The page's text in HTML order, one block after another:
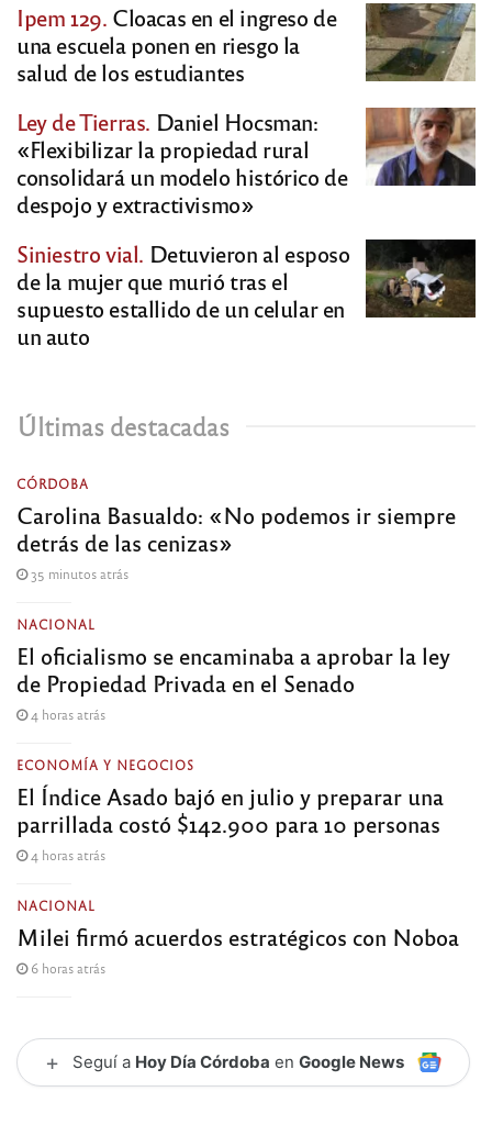
Ipem 129. Cloacas en el ingreso de
una escuela ponen en riesgo la
salud de los estudiantes
Ley de Tierras. Daniel Hocsman:
«Flexibilizar la propiedad rural
consolidará un modelo histórico de
despojo y extractivismo»
Siniestro vial. Detuvieron al esposo
de la mujer que murió tras el
supuesto estallido de un celular en
un auto
Últimas destacadas
CÓRDOBA
Carolina Basualdo: «No podemos ir siempre
detrás de las cenizas»
35 minutos atrás
NACIONAL
El oficialismo se encaminaba a aprobar la ley
de Propiedad Privada en el Senado
4 horas atrás
ECONOMÍA Y NEGOCIOS
El Índice Asado bajó en julio y preparar una
parrillada costó $142.900 para 10 personas
4 horas atrás
NACIONAL
Milei firmó acuerdos estratégicos con Noboa
6 horas atrás
+ Seguí a Hoy Día Córdoba en Google News